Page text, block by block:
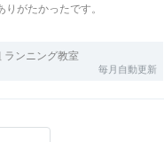
りがたかったです。
ランニング教室
毎月自動更新